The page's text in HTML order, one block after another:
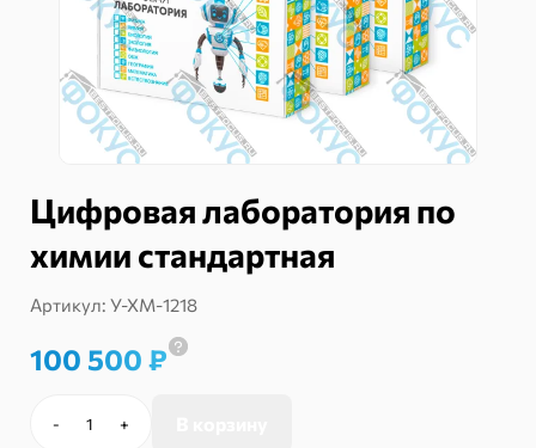
Цифровая лаборатория по
химии стандартная
Артикул: У-ХМ-1218
100 500 ₽
-
Количество
+